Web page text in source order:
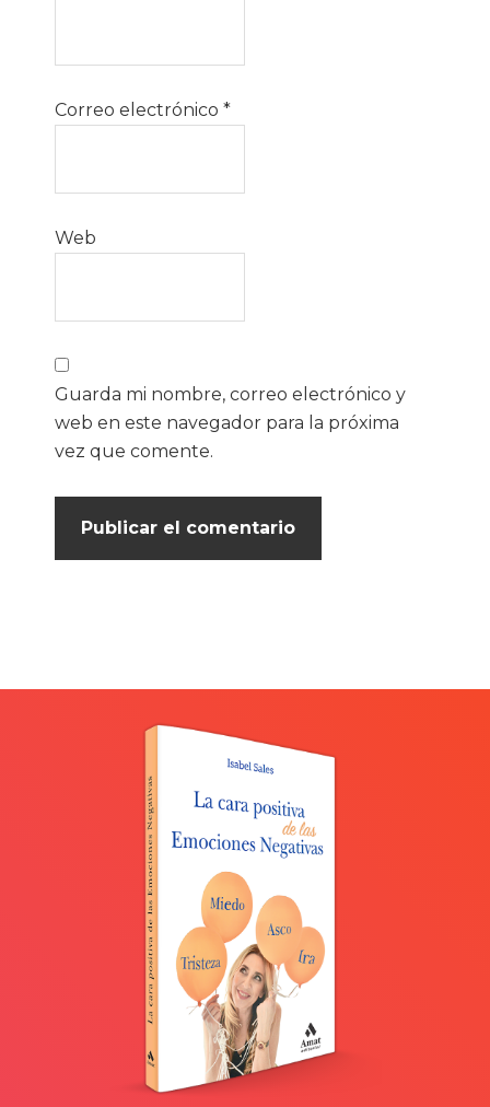
Correo electrónico *
Web
Guarda mi nombre, correo electrónico y
web en este navegador para la próxima
vez que comente.